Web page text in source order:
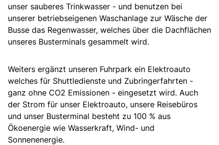
unser sauberes Trinkwasser - und benutzen bei
unserer betriebseigenen Waschanlage zur Wäsche der
Busse das Regenwasser, welches über die Dachflächen
unseres Busterminals gesammelt wird.
Weiters ergänzt unseren Fuhrpark ein Elektroauto
welches für Shuttledienste und Zubringerfahrten -
ganz ohne CO2 Emissionen - eingesetzt wird. Auch
der Strom für unser Elektroauto, unsere Reisebüros
und unser Busterminal besteht zu 100 % aus
Ökoenergie wie Wasserkraft, Wind- und
Sonnenenergie.